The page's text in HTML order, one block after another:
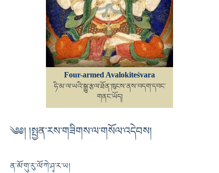
Four-armed Avalokiteśvara
ཧི་མ་ལ་ཡའི་སྒྱུ་རྩལ་ཐོན་ཁུངས་ནས་བདག་དབང་
གནང་ཡོད།
༄༅། །སྤྱན་རས་གཟིགས་ལ་གསོལ་འདེབས།
ན་མོ་གུ་རུ་ལོ་ཀེ་ཤྭ་ར་ཡ།